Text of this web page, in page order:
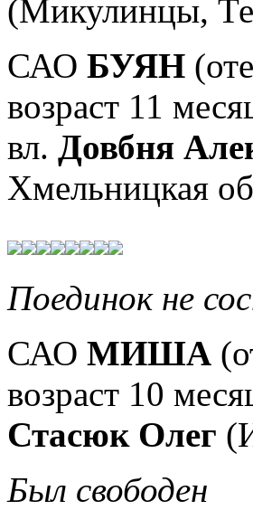
(Микулинцы,
САО БУЯН
возраст 11
вл. Довбня
Хмельницкая
Поединок не
САО МИША
возраст 10
Стасюк Олег
Был свободен